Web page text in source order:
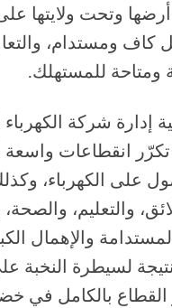
وتحت ولايتها
كاف ومستدام،
ومتاحة للمستهلك.
إدارة شركة
تكرّر انقطاعات واسعة
على الكهرباء،
والتعليم، والصحة،
والإهمال
لسيطرة النخبة
القطاع بالكامل في